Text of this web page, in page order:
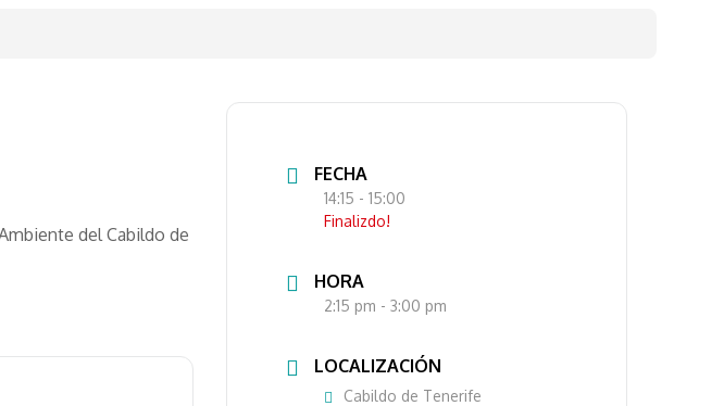
del Cabildo de
FECHA
14:15 - 15:00
Finalizdo!
HORA
2:15 pm - 3:00 pm
LOCALIZACIÓN
Cabildo de Tenerife